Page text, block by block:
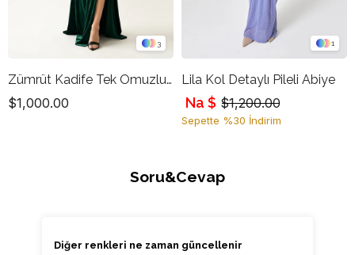
3
Zümrüt Kadife Tek Omuzlu Drapeli Uzun Abiye Elbise
$1,000.00
1
Lila Kol Detaylı Pileli Abiye
$1,200.00
Na $
Sepette %30 İndirim
Soru&Cevap
Diğer renkleri ne zaman güncellenir